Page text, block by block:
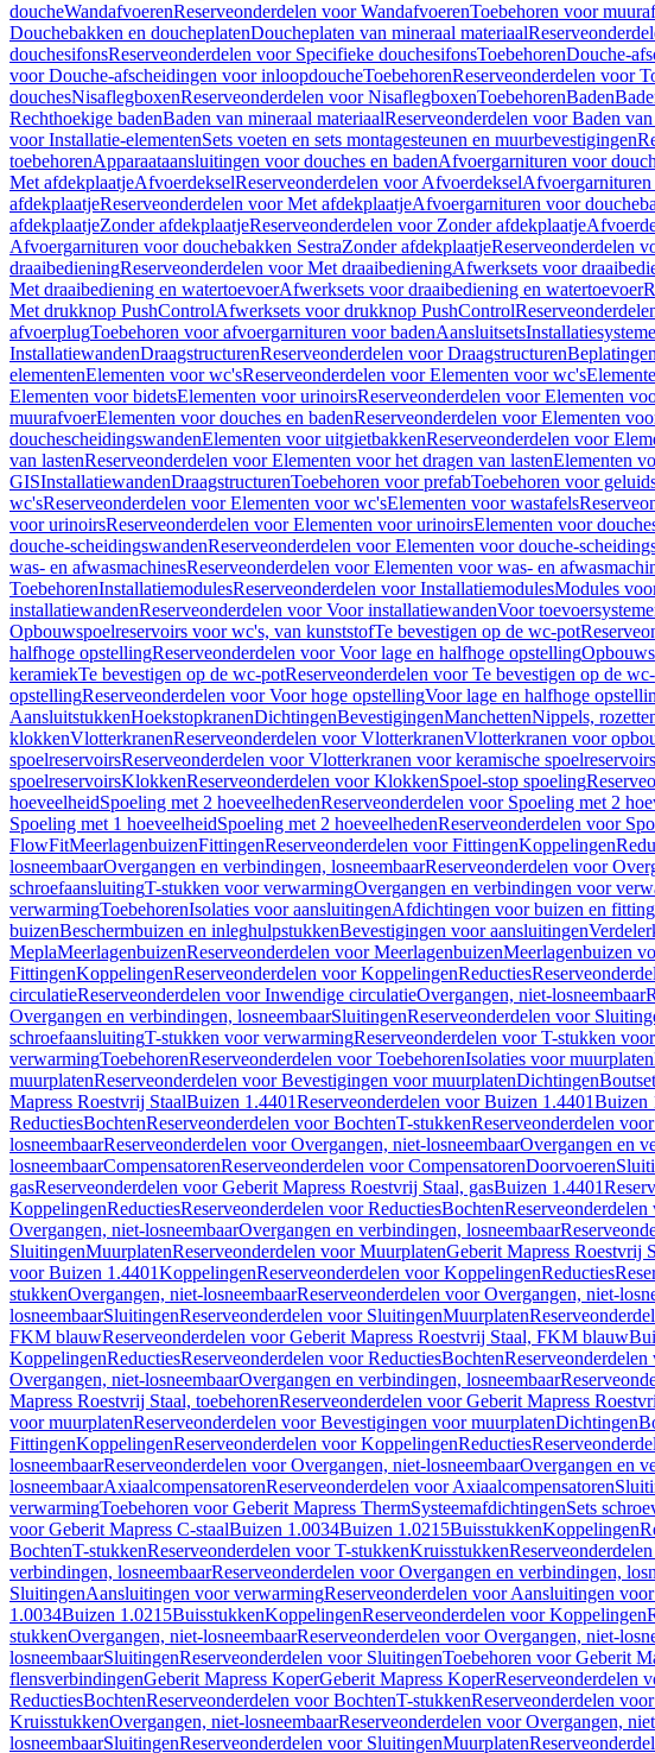
doucheWandafvoerenReserveonderdelen voor WandafvoerenToebehoren voor
Douchebakken en doucheplatenDoucheplaten van mineraal materiaal
douchesifonsReserveonderdelen voor Specifieke douchesifonsToebehorenDouche-
voor Douche-afscheidingen voor inloopdoucheToebehorenReserveonderdelen voor
douchesNisaflegboxenReserveonderdelen voor NisaflegboxenToebehorenBaden
Rechthoekige badenBaden van mineraal materiaalReserveonderdelen voor Baden
voor Installatie-elementenSets voeten en sets montagesteunen en muurbevestigingen
toebehorenApparaataansluitingen voor douches en badenAfvoergarnituren voor
Met afdekplaatjeAfvoerdekselReserveonderdelen voor Afvoerdeksel
afdekplaatjeReserveonderdelen voor Met afdekplaatjeAfvoergarnituren voor
afdekplaatjeZonder afdekplaatjeReserveonderdelen voor Zonder afdekplaatje
Afvoergarnituren voor douchebakken SestraZonder afdekplaatjeReserveonderdelen
draaibedieningReserveonderdelen voor Met draaibedieningAfwerksets voor
Met draaibediening en watertoevoerAfwerksets voor draaibediening en watertoevoer
Met drukknop PushControlAfwerksets voor drukknop PushControl
afvoerplugToebehoren voor afvoergarnituren voor badenAansluitsets
InstallatiewandenDraagstructurenReserveonderdelen voor DraagstructurenBeplatingen
elementenElementen voor wc'sReserveonderdelen voor Elementen voor wc's
Elementen voor bidetsElementen voor urinoirsReserveonderdelen voor Elementen
muurafvoerElementen voor douches en badenReserveonderdelen voor Elementen
douchescheidingswandenElementen voor uitgietbakkenReserveonderdelen voor
van lastenReserveonderdelen voor Elementen voor het dragen van lastenElementen
GISInstallatiewandenDraagstructurenToebehoren voor prefabToebehoren voor
wc'sReserveonderdelen voor Elementen voor wc'sElementen voor wastafels
voor urinoirsReserveonderdelen voor Elementen voor urinoirsElementen voor
douche-scheidingswandenReserveonderdelen voor Elementen voor douche-
was- en afwasmachinesReserveonderdelen voor Elementen voor was- en
ToebehorenInstallatiemodulesReserveonderdelen voor InstallatiemodulesModules
installatiewandenReserveonderdelen voor Voor installatiewandenVoor
Opbouwspoelreservoirs voor wc's, van kunststofTe bevestigen op de wc-pot
halfhoge opstellingReserveonderdelen voor Voor lage en halfhoge opstelling
keramiekTe bevestigen op de wc-potReserveonderdelen voor Te bevestigen op de
opstellingReserveonderdelen voor Voor hoge opstellingVoor lage en halfhoge
AansluitstukkenHoekstopkranenDichtingenBevestigingenManchettenNippels,
klokkenVlotterkranenReserveonderdelen voor VlotterkranenVlotterkranen voor
spoelreservoirsReserveonderdelen voor Vlotterkranen voor keramische spoelreservoirs
spoelreservoirsKlokkenReserveonderdelen voor KlokkenSpoel-stop spoeling
hoeveelheidSpoeling met 2 hoeveelhedenReserveonderdelen voor Spoeling met 2
Spoeling met 1 hoeveelheidSpoeling met 2 hoeveelhedenReserveonderdelen voor
FlowFitMeerlagenbuizenFittingenReserveonderdelen voor FittingenKoppelingen
losneembaarOvergangen en verbindingen, losneembaarReserveonderdelen voor
schroefaansluitingT-stukken voor verwarmingOvergangen en verbindingen voor
verwarmingToebehorenIsolaties voor aansluitingenAfdichtingen voor buizen en
buizenBeschermbuizen en inleghulpstukkenBevestigingen voor aansluitingen
MeplaMeerlagenbuizenReserveonderdelen voor MeerlagenbuizenMeerlagenbuizen
FittingenKoppelingenReserveonderdelen voor KoppelingenReducties
circulatieReserveonderdelen voor Inwendige circulatieOvergangen, niet-losneembaar
Overgangen en verbindingen, losneembaarSluitingenReserveonderdelen voor
schroefaansluitingT-stukken voor verwarmingReserveonderdelen voor T-stukken
verwarmingToebehorenReserveonderdelen voor ToebehorenIsolaties voor muurplaten
muurplatenReserveonderdelen voor Bevestigingen voor muurplatenDichtingen
Mapress Roestvrij StaalBuizen 1.4401Reserveonderdelen voor Buizen 1.4401Buizen
ReductiesBochtenReserveonderdelen voor BochtenT-stukkenReserveonderdelen
losneembaarReserveonderdelen voor Overgangen, niet-losneembaarOvergangen en
losneembaarCompensatorenReserveonderdelen voor CompensatorenDoorvoeren
gasReserveonderdelen voor Geberit Mapress Roestvrij Staal, gasBuizen 1.4401
KoppelingenReductiesReserveonderdelen voor ReductiesBochten
Overgangen, niet-losneembaarOvergangen en verbindingen, losneembaar
SluitingenMuurplatenReserveonderdelen voor MuurplatenGeberit Mapress Roestvrij
voor Buizen 1.4401KoppelingenReserveonderdelen voor KoppelingenReducties
stukkenOvergangen, niet-losneembaarReserveonderdelen voor Overgangen, niet-
losneembaarSluitingenReserveonderdelen voor SluitingenMuurplaten
FKM blauwReserveonderdelen voor Geberit Mapress Roestvrij Staal, FKM blauw
KoppelingenReductiesReserveonderdelen voor ReductiesBochten
Overgangen, niet-losneembaarOvergangen en verbindingen, losneembaar
Mapress Roestvrij Staal, toebehorenReserveonderdelen voor Geberit Mapress
voor muurplatenReserveonderdelen voor Bevestigingen voor muurplatenDichtingen
FittingenKoppelingenReserveonderdelen voor KoppelingenReducties
losneembaarReserveonderdelen voor Overgangen, niet-losneembaarOvergangen en
losneembaarAxiaalcompensatorenReserveonderdelen voor Axiaalcompensatoren
verwarmingToebehoren voor Geberit Mapress ThermSysteemafdichtingenSets
voor Geberit Mapress C-staalBuizen 1.0034Buizen 1.0215BuisstukkenKoppelingen
BochtenT-stukkenReserveonderdelen voor T-stukkenKruisstukken
verbindingen, losneembaarReserveonderdelen voor Overgangen en verbindingen,
SluitingenAansluitingen voor verwarmingReserveonderdelen voor Aansluitingen
1.0034Buizen 1.0215BuisstukkenKoppelingenReserveonderdelen voor Koppelingen
stukkenOvergangen, niet-losneembaarReserveonderdelen voor Overgangen, niet-
losneembaarSluitingenReserveonderdelen voor SluitingenToebehoren voor Geberit
flensverbindingenGeberit Mapress KoperGeberit Mapress KoperReserveonderdelen
ReductiesBochtenReserveonderdelen voor BochtenT-stukkenReserveonderdelen
KruisstukkenOvergangen, niet-losneembaarReserveonderdelen voor Overgangen,
losneembaarSluitingenReserveonderdelen voor SluitingenMuurplaten